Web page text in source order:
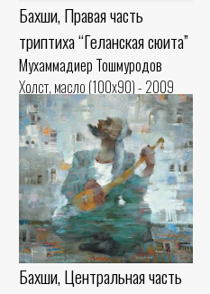
Бахши, Правая часть
триптиха “Геланская сюита”
Мухаммадиер Тошмуродов
Холст, масло (100x90) - 2009
год
Бахши, Центральная часть